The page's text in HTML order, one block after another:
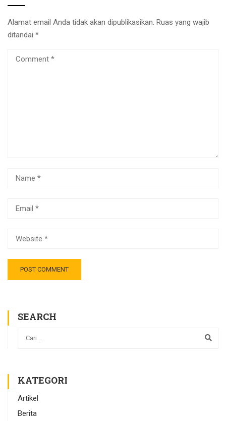
Alamat email Anda tidak akan dipublikasikan. Ruas yang wajib
ditandai *
SEARCH
KATEGORI
Artikel
Berita